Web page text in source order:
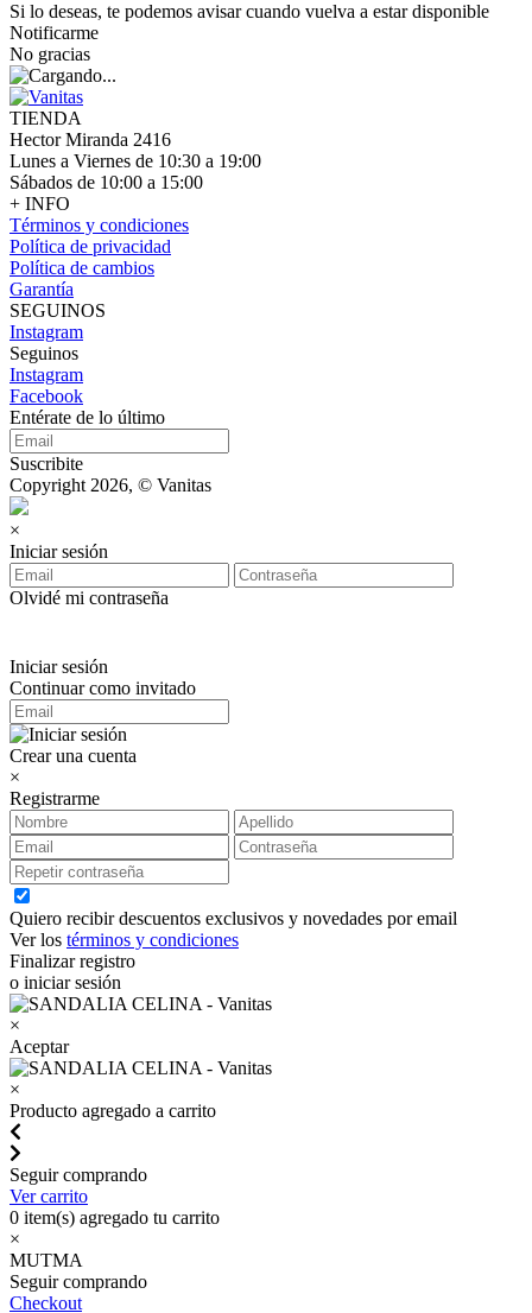
Si lo deseas, te podemos avisar cuando vuelva a estar disponible
Notificarme
No gracias
TIENDA
Hector Miranda 2416
Lunes a Viernes de 10:30 a 19:00
Sábados de 10:00 a 15:00
+ INFO
Términos y condiciones
Política de privacidad
Política de cambios
Garantía
SEGUINOS
Instagram
Seguinos
Instagram
Facebook
Entérate de lo último
Suscribite
Copyright 2026, © Vanitas
×
Iniciar sesión
Olvidé mi contraseña
Iniciar sesión
Continuar como invitado
Crear una cuenta
×
Registrarme
Quiero recibir descuentos exclusivos y novedades por email
Ver los términos y condiciones
Finalizar registro
o iniciar sesión
×
Aceptar
×
Producto agregado a carrito
Seguir comprando
Ver carrito
0 item(s) agregado tu carrito
×
MUTMA
Seguir comprando
Checkout